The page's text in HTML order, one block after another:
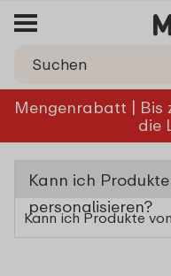
Mengenrabatt | Bis
die
Kann ich
personalisieren?
Kann ich Produkte